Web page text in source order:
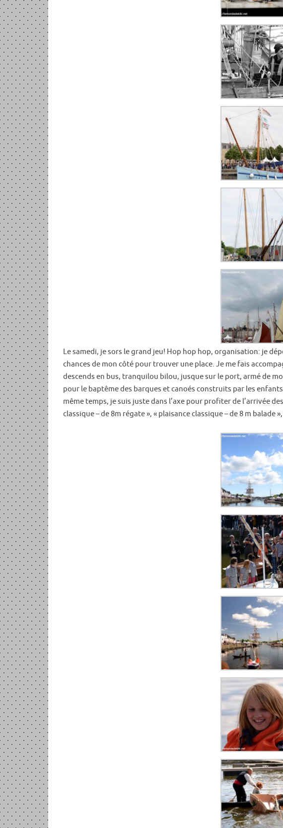
Le samedi, je sors le grand jeu! Hop hop hop, organisation: je
chances de mon côté pour trouver une place. Je me fais
descends en bus, tranquilou bilou, jusque sur le port, armé de
pour le baptême des barques et canoés construits par les
même temps, je suis juste dans l’axe pour profiter de l’arrivée
classique – de 8m régate », « plaisance classique – de 8 m